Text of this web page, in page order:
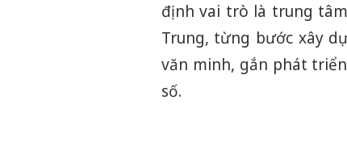
định vai trò là trung
Trung, từng bước xây
văn minh, gắn phát
số.